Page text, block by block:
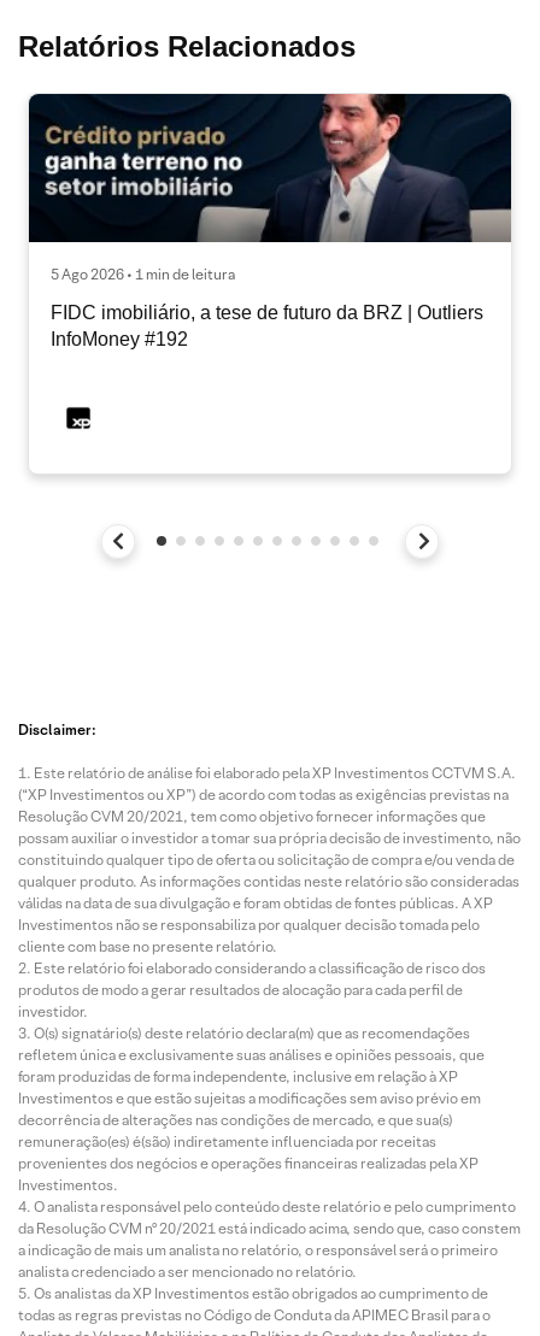
Relatórios Relacionados
5 Ago 2026 • 1 min de leitura
FIDC imobiliário, a tese de futuro da BRZ | Outliers
InfoMoney #192
Disclaimer:
Este relatório de análise foi elaborado pela XP Investimentos CCTVM S.A.
(“XP Investimentos ou XP”) de acordo com todas as exigências previstas na
Resolução CVM 20/2021, tem como objetivo fornecer informações que
possam auxiliar o investidor a tomar sua própria decisão de investimento, não
constituindo qualquer tipo de oferta ou solicitação de compra e/ou venda de
qualquer produto. As informações contidas neste relatório são consideradas
válidas na data de sua divulgação e foram obtidas de fontes públicas. A XP
Investimentos não se responsabiliza por qualquer decisão tomada pelo
cliente com base no presente relatório.
Este relatório foi elaborado considerando a classificação de risco dos
produtos de modo a gerar resultados de alocação para cada perfil de
investidor.
O(s) signatário(s) deste relatório declara(m) que as recomendações
refletem única e exclusivamente suas análises e opiniões pessoais, que
foram produzidas de forma independente, inclusive em relação à XP
Investimentos e que estão sujeitas a modificações sem aviso prévio em
decorrência de alterações nas condições de mercado, e que sua(s)
remuneração(es) é(são) indiretamente influenciada por receitas
provenientes dos negócios e operações financeiras realizadas pela XP
Investimentos.
O analista responsável pelo conteúdo deste relatório e pelo cumprimento
da Resolução CVM nº 20/2021 está indicado acima, sendo que, caso constem
a indicação de mais um analista no relatório, o responsável será o primeiro
analista credenciado a ser mencionado no relatório.
Os analistas da XP Investimentos estão obrigados ao cumprimento de
todas as regras previstas no Código de Conduta da APIMEC Brasil para o